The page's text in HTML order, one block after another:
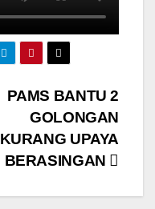
PAMS BANTU 2
GOLONGAN
KURANG UPAYA
BERASINGAN